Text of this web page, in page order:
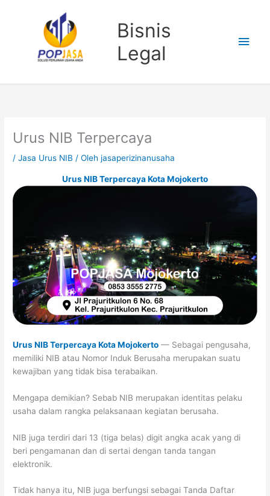
Bisnis
Legal
Urus NIB Terpercaya
/Jasa Urus NIB / Olehjasaperizinanusaha
Urus NIB Terpercaya Kota Mojokerto
Urus NIB Terpercaya Kota Mojokerto — Sebagai pengusaha,
memiliki NIB atau Nomor Induk Berusaha merupakan suatu
kewajiban yang tidak bisa terabaikan.
Mengapa demikian? Sebab NIB merupakan identitas pelaku
usaha dalam rangka pelaksanaan kegiatan berusaha.
NIB juga terdiri dari 13 (tiga belas) digit angka acak yang di
beri pengamanan dan di sertai dengan tanda tangan
elektronik.
Tidak hanya itu, NIB juga berfungsi sebagai Tanda Daftar